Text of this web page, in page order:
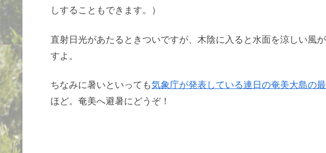
しすることもできます。）
直射日光があたるときついですが、木陰に入ると水面を涼しい風
すよ。
ちなみに暑いといっても気象庁が発表している連日の奄美大島の
ほど。奄美へ避暑にどうぞ！